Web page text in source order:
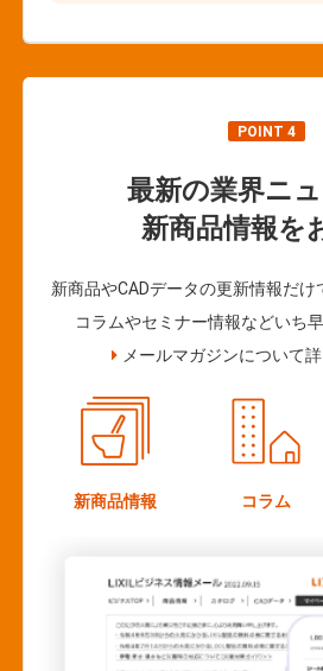
POINT 4
最新の業界ニ
新商品情報を
新商品やCADデータの更新情報だ
コラムやセミナー情報などいち
メールマガジンについて
新商品情報 コラム